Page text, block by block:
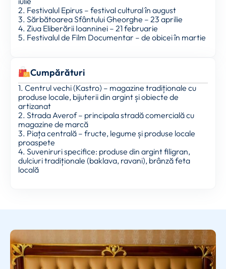
2. Festivalul Epirus – festival cultural în august
3. Sărbătoarea Sfântului Gheorghe – 23 aprilie
4. Ziua Eliberării Ioanninei – 21 februarie
5. Festivalul de Film Documentar – de obicei în martie
Cumpărături
1. Centrul vechi (Kastro) – magazine tradiționale cu
produse locale, bijuterii din argint și obiecte de
artizanat
2. Strada Averof – principala stradă comercială cu
magazine de marcă
3. Piața centrală – fructe, legume și produse locale
proaspete
4. Suveniruri specifice: produse din argint filigran,
dulciuri tradiționale (baklava, ravani), brânză feta
locală